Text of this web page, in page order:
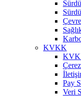
KVKK
Pay
Veri